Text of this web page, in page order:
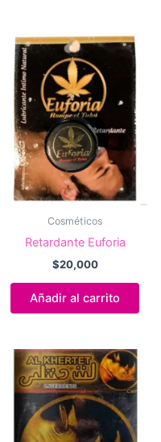
Cosméticos
Retardante Euforia
$20,000
Añadir al carrito